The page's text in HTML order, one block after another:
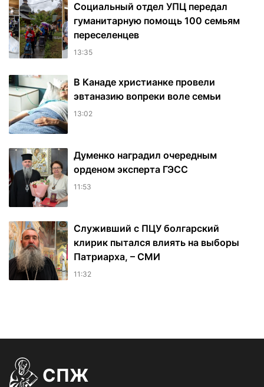
Социальный отдел УПЦ передал
гуманитарную помощь 100 семьям
переселенцев
13:35
В Канаде христианке провели
эвтаназию вопреки воле семьи
13:02
Думенко наградил очередным
орденом эксперта ГЭСС
11:53
Служивший с ПЦУ болгарский
клирик пытался влиять на выборы
Патриарха, – СМИ
11:32
СПЖ